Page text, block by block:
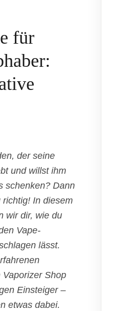
für
der seine
und willst ihm
schenken? Dann
In diesem
wir dir, wie du
Vape-
lässt.
Shop
Einsteiger –
etwas dabei.